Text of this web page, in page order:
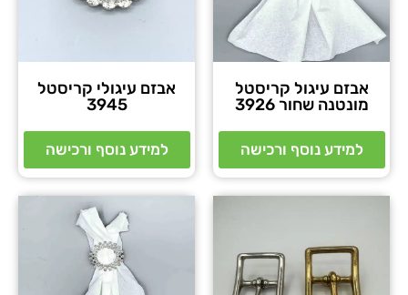
אבזם עיגול קריסטל
מונטנה שחור 3926
למידע נוסף ורכישה
אבזם עיגולי קריסטל
3945
למידע נוסף ורכישה